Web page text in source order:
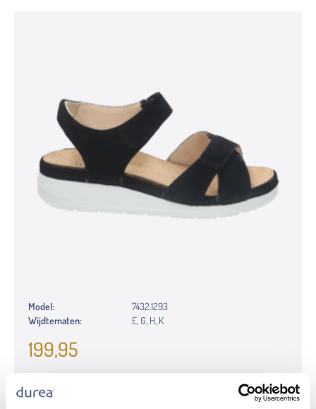
Model:
7432.1293
Wijdtematen:
E, G, H, K
199,95